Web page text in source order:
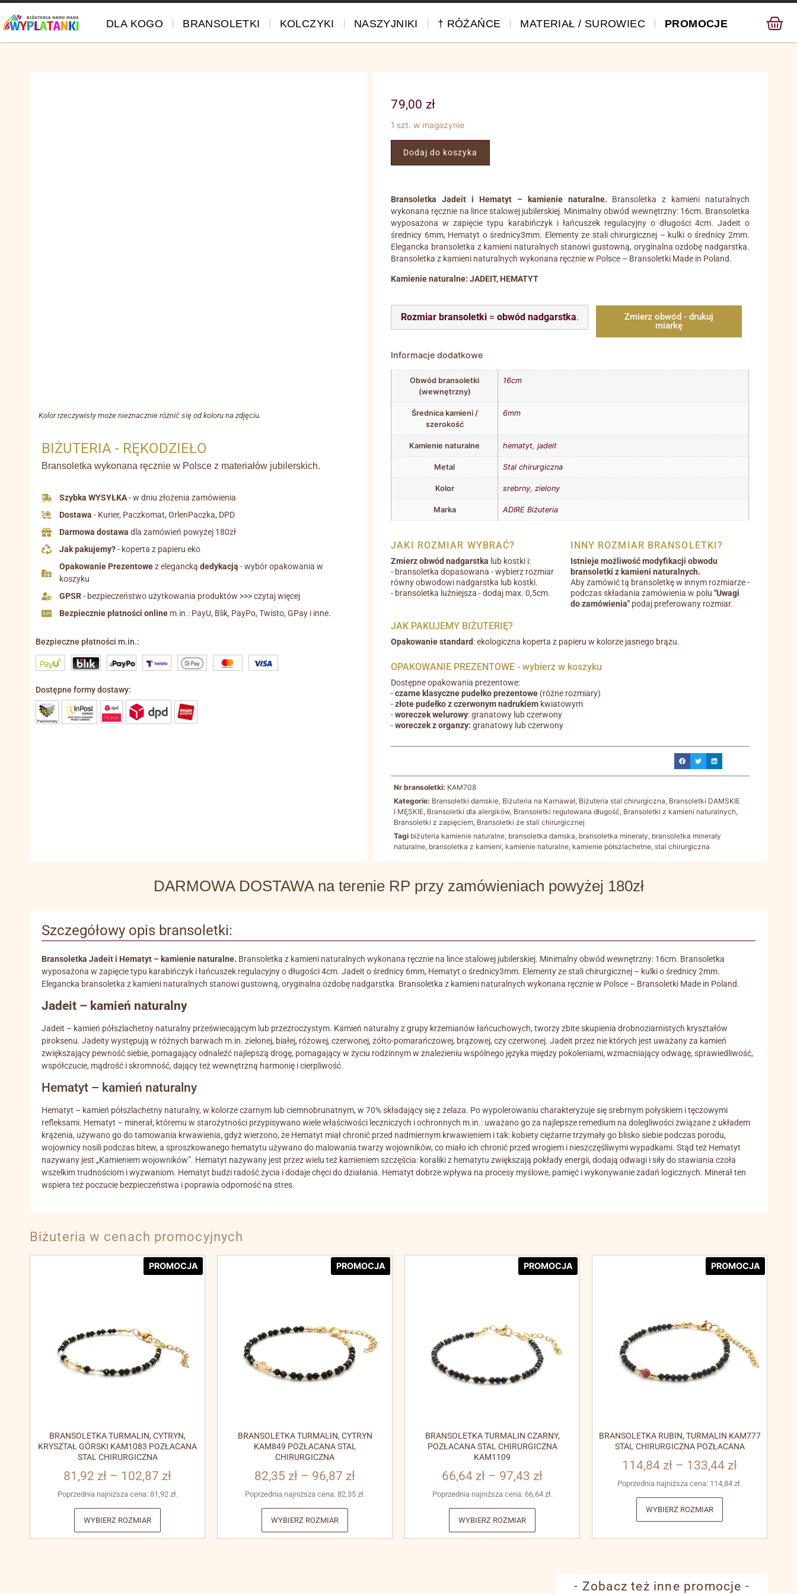
DLA KOGO BRANSOLETKI KOLCZYKI NASZYJNIKI † RÓŻAŃCE MATERIAŁ / SUROWIEC PROMOCJE
Kolor rzeczywisty może nieznacznie różnić się od koloru na zdjęciu.
BIŻUTERIA - RĘKODZIEŁO
Bransoletka wykonana ręcznie w Polsce z materiałów jubilerskich.
Szybka WYSYŁKA- w dniu złożenia zamówienia
Dostawa - Kurier, Paczkomat, OrlenPaczka, DPD
Darmowa dostawa dla zamówień powyżej 180zł
Jak pakujemy?- koperta z papieru eko
Opakowanie Prezentowez eleganckądedykacją - wybór opakowania w
koszyku
GPSR- bezpieczeństwo użytkowania produktów >>> czytaj więcej
Bezpiecznie płatności online m.in.: PayU, Blik, PayPo, Twisto, GPay i inne.
Bezpieczne płatności m.in.:
Dostępne formy dostawy:
79,00 zł
1 szt. w magazynie
Dodaj do koszyka
Bransoletka Jadeit i Hematyt – kamienie naturalne. Bransoletka z kamieni naturalnych
wykonana ręcznie na lince stalowej jubilerskiej. Minimalny obwód wewnętrzny: 16cm. Bransoletka
wyposażona w zapięcie typu karabińczyk i łańcuszek regulacyjny o długości 4cm. Jadeit o
średnicy 6mm, Hematyt o średnicy3mm. Elementy ze stali chirurgicznej – kulki o średnicy 2mm.
Elegancka bransoletka z kamieni naturalnych stanowi gustowną, oryginalna ozdobę nadgarstka.
Bransoletka z kamieni naturalnych wykonana ręcznie w Polsce – Bransoletki Made in Poland.
Kamienie naturalne: JADEIT, HEMATYT
Rozmiar bransoletki= obwód nadgarstka.
Zmierz obwód - drukuj
miarkę
Informacje dodatkowe
Obwód bransoletki
(wewnętrzny)
16cm
Średnica kamieni /
szerokość
6mm
Kamienie naturalne hematyt,jadeit
Metal Stal chirurgiczna
Kolor srebrny,zielony
Marka ADIRE Biżuteria
JAKI ROZMIAR WYBRAĆ?
Zmierz obwód nadgarstka lub kostki i:
- bransoletka dopasowana - wybierz rozmiar
równy obwodowi nadgarstka lub kostki.
- bransoletka luźniejsza - dodaj max. 0,5cm.
INNY ROZMIAR BRANSOLETKI?
Istnieje możliwość modyfikacji obwodu
bransoletki z kamieni naturalnych.
Aby zamówić tą bransoletkę w innym rozmiarze -
podczas składania zamówienia w polu "Uwagi
do zamówienia"podaj preferowany rozmiar.
JAK PAKUJEMY BIŻUTERIĘ?
Opakowanie standard: ekologiczna koperta z papieru w kolorze jasnego brązu.
OPAKOWANIE PREZENTOWE - wybierz w koszyku
Dostępne opakowania prezentowe:
-czarne klasyczne pudełko prezentowe (różne rozmiary)
-złote pudełko z czerwonym nadrukiem kwiatowym
-woreczek welurowy: granatowy lub czerwony
-woreczek z organzy: granatowy lub czerwony
Nr bransoletki: KAM708
Kategorie: Bransoletki damskie, Biżuteria na Karnawał, Biżuteria stal chirurgiczna, Bransoletki DAMSKIE
I MĘSKIE, Bransoletki dla alergików, Bransoletki regulowana długość, Bransoletki z kamieni naturalnych,
Bransoletki z zapięciem, Bransoletki ze stali chirurgicznej
Tagi biżuteria kamienie naturalne, bransoletka damska, bransoletka minerały, bransoletka minerały
naturalne, bransoletka z kamieni, kamienie naturalne, kamienie półszlachetne,stal chirurgiczna
DARMOWA DOSTAWA na terenie RP przy zamówieniach powyżej 180zł
Szczegółowy opis bransoletki:
Bransoletka Jadeit i Hematyt – kamienie naturalne. Bransoletka z kamieni naturalnych wykonana ręcznie na lince stalowej jubilerskiej. Minimalny obwód wewnętrzny: 16cm. Bransoletka
wyposażona w zapięcie typu karabińczyk i łańcuszek regulacyjny o długości 4cm. Jadeit o średnicy 6mm, Hematyt o średnicy3mm. Elementy ze stali chirurgicznej – kulki o średnicy 2mm.
Elegancka bransoletka z kamieni naturalnych stanowi gustowną, oryginalna ozdobę nadgarstka. Bransoletka z kamieni naturalnych wykonana ręcznie w Polsce – Bransoletki Made in Poland.
Jadeit – kamień naturalny
Jadeit – kamień półszlachetny naturalny przeświecającym lub przezroczystym. Kamień naturalny z grupy krzemianów łańcuchowych, tworzy zbite skupienia drobnoziarnistych kryształów
piroksenu. Jadeity występują w różnych barwach m.in. zielonej, białej, różowej, czerwonej, żółto-pomarańczowej, brązowej, czy czerwonej. Jadeit przez nie których jest uważany za kamień
zwiększający pewność siebie, pomagający odnaleźć najlepszą drogę, pomagający w życiu rodzinnym w znalezieniu wspólnego języka między pokoleniami, wzmacniający odwagę, sprawiedliwość,
współczucie, mądrość i skromność, dający też wewnętrzną harmonię i cierpliwość.
Hematyt – kamień naturalny
Hematyt – kamień półszlachetny naturalny, w kolorze czarnym lub ciemnobrunatnym, w 70% składający się z żelaza. Po wypolerowaniu charakteryzuje się srebrnym połyskiem i tęczowymi
refleksami. Hematyt – minerał, któremu w starożytności przypisywano wiele właściwości leczniczych i ochronnych m.in.: uważano go za najlepsze remedium na dolegliwości związane z układem
krążenia, używano go do tamowania krwawienia, gdyż wierzono, że Hematyt miał chronić przed nadmiernym krwawieniem i tak: kobiety ciężarne trzymały go blisko siebie podczas porodu,
wojownicy nosili podczas bitew, a sproszkowanego hematytu używano do malowania twarzy wojowników, co miało ich chronić przed wrogiem i nieszczęśliwymi wypadkami. Stąd też Hematyt
nazywany jest „Kamieniem wojowników”. Hematyt nazywany jest przez wielu też kamieniem szczęścia: koraliki z hematytu zwiększają pokłady energii, dodają odwagi i siły do stawiania czoła
wszelkim trudnościom i wyzwaniom. Hematyt budzi radość życia i dodaje chęci do działania. Hematyt dobrze wpływa na procesy myślowe, pamięć i wykonywanie zadań logicznych. Minerał ten
wspiera też poczucie bezpieczeństwa i poprawia odporność na stres.
Biżuteria w cenach promocyjnych
PROMOCJA
BRANSOLETKA TURMALIN, CYTRYN,
KRYSZTAŁ GÓRSKI KAM1083 POZŁACANA
STAL CHIRURGICZNA
81,92 zł – 102,87 zł
Poprzednia najniższa cena: 81,92 zł.
WYBIERZ ROZMIAR
PROMOCJA
BRANSOLETKA TURMALIN, CYTRYN
KAM849 POZŁACANA STAL
CHIRURGICZNA
82,35 zł – 96,87 zł
Poprzednia najniższa cena: 82,35 zł.
WYBIERZ ROZMIAR
PROMOCJA
BRANSOLETKA TURMALIN CZARNY,
POZŁACANA STAL CHIRURGICZNA
KAM1109
66,64 zł – 97,43 zł
Poprzednia najniższa cena: 66,64 zł.
WYBIERZ ROZMIAR
PROMOCJA
BRANSOLETKA RUBIN, TURMALIN KAM777
STAL CHIRURGICZNA POZŁACANA
114,84 zł – 133,44 zł
Poprzednia najniższa cena: 114,84 zł.
WYBIERZ ROZMIAR
- Zobacz też inne promocje -